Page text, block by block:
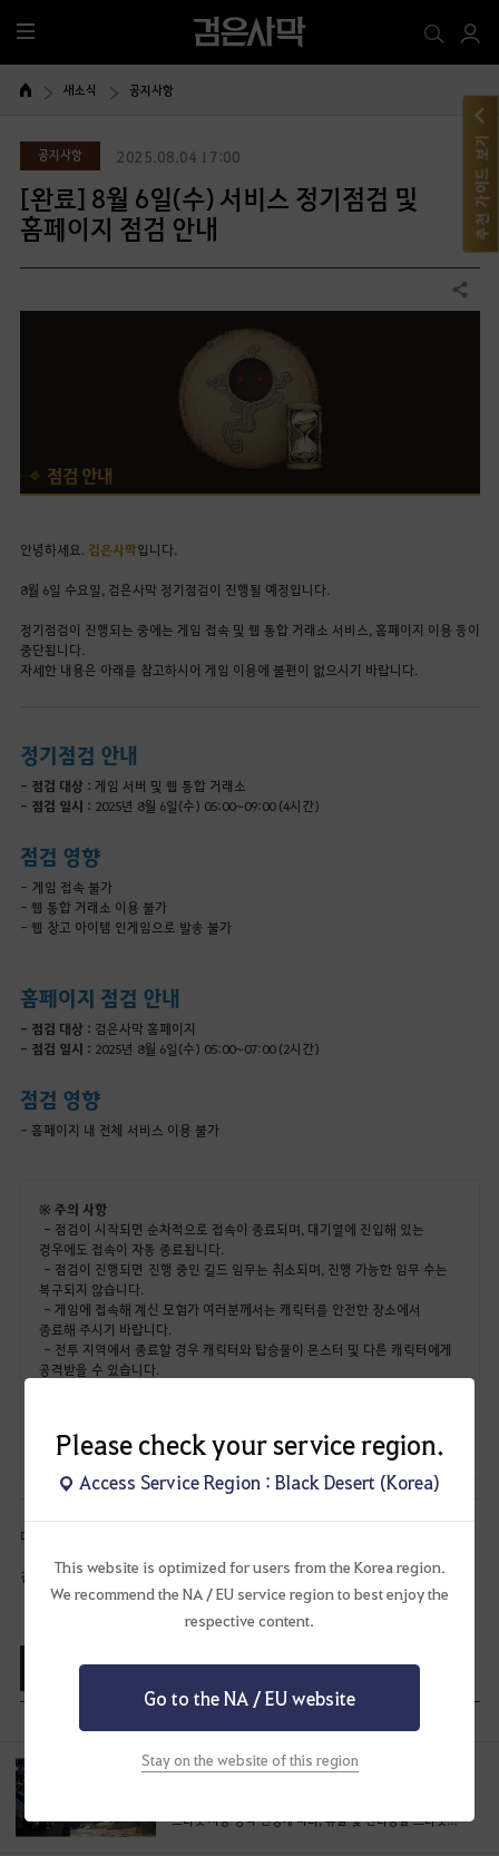
Please check your service region.
Access Service Region : Black Desert (Korea)
This website is optimized for users from the Korea region.
We recommend the NA / EU service region to best enjoy the
respective content.
Go to the NA / EU website
Stay on the website of this region
전
체
메
새소식 공지사항
공지사항 2025.08.04 17:00
[완료] 8월 6일(수) 서비스 정기점검 및
홈페이지 점검 안내
공유하기
안녕하세요. 검은사막입니다.
8월 6일 수요일, 검은사막 정기점검이 진행될 예정입니다.
정기점검이 진행되는 중에는 게임 접속 및 웹 통합 거래소 서비스, 홈페이지 이용 등이
중단됩니다.
자세한 내용은 아래를 참고하시어 게임 이용에 불편이 없으시기 바랍니다.
정기점검 안내
- 점검 대상 : 게임 서버 및 웹 통합 거래소
- 점검 일시 : 2025년 8월 6일(수) 05:00~09:00 (4시간)
점검 영향
- 게임 접속 불가
- 웹 통합 거래소 이용 불가
- 웹 창고 아이템 인게임으로 발송 불가
홈페이지 점검 안내
- 점검 대상 : 검은사막 홈페이지
- 점검 일시 : 2025년 8월 6일(수) 05:00~07:00 (2시간)
점검 영향
- 홈페이지 내 전체 서비스 이용 불가
※ 주의 사항
- 점검이 시작되면 순차적으로 접속이 종료되며, 대기열에 진입해 있는
경우에도 접속이 자동 종료됩니다.
- 점검이 진행되면 진행 중인 길드 임무는 취소되며, 진행 가능한 임무 수는
복구되지 않습니다.
- 게임에 접속해 계신 모험가 여러분께서는 캐릭터를 안전한 장소에서
종료해 주시기 바랍니다.
- 전투 지역에서 종료할 경우 캐릭터와 탑승물이 몬스터 및 다른 캐릭터에게
공격받을 수 있습니다.
- 점검 시간은 경우에 따라 변경, 연장 혹은 조기 종료될 수 있으며 이는
공지를 통해 안내해 드리겠습니다.
더욱 안정적인 서비스 제공을 위해 노력하겠습니다.
감사합니다.
목록보기
[공지]유물 프리셋 및 반려동물 그룹 설정 초기화 사전
프리셋 저장 방식 변경에 따라, 유물 및 반려동물 프리셋이 초기화될 예정입니다.
추천 가이드 보기